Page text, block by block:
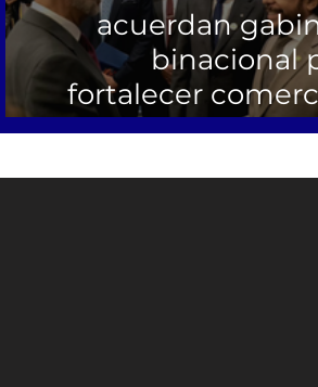
acuerdan
binacional
fortalecer